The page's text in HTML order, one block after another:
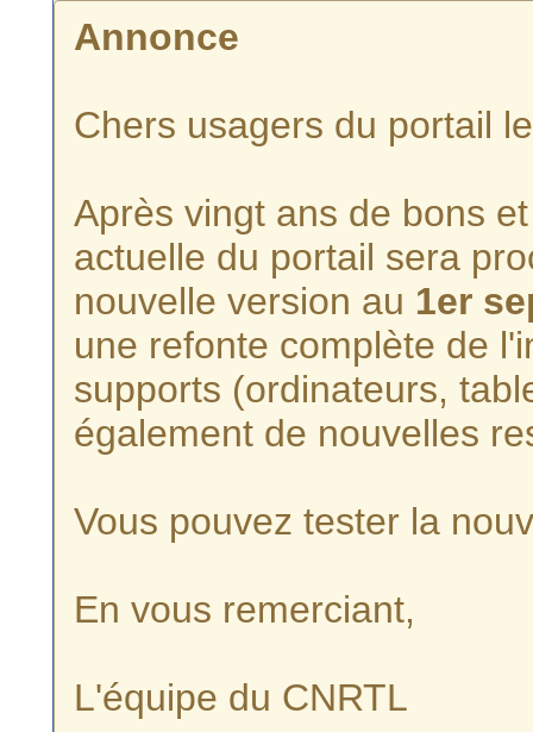
Annonce
Chers usagers du portail
Après vingt ans de bons
actuelle du portail sera
nouvelle version au 1er
une refonte complète de
supports (ordinateurs,
également de nouvelles
Vous pouvez tester la
En vous remerciant,
L'équipe du CNRTL